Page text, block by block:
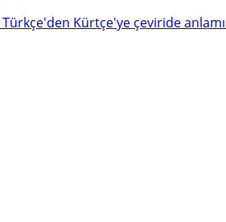
Türkçe'den Kürtçe'ye çeviride